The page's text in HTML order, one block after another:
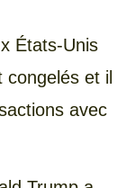
États-Unis
congelés et il
avec